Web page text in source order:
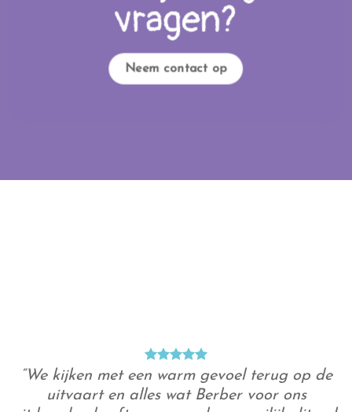
vragen?
Neem contact op
“We kijken met een warm gevoel terug op de
uitvaart en alles wat Berber voor ons